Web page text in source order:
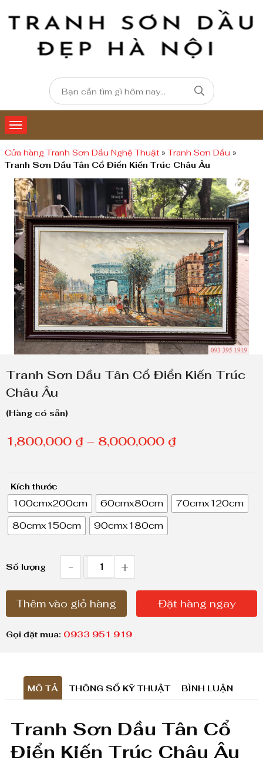
Cửa hàng Tranh Sơn Dầu Nghệ Thuật »Tranh Sơn Dầu »
Tranh Sơn Dầu Tân Cổ Điển Kiến Trúc Châu Âu
Tranh Sơn Dầu Tân Cổ Điển Kiến Trúc
Châu Âu
(Hàng có sẵn)
1,800,000 ₫ – 8,000,000 ₫K
ả
n
:
t
8
0
,
0
Kích thước
100cmx200cm 60cmx80cm
70cmx120cm
80cmx150cm
90cmx180cm
Số lượng -
T
a
n
ơ
D
ầ
+
Thêm vào giỏ hàng Đặt hàng ngay
Gọi đặt mua: 0933 951 919
MÔ TẢ THÔNG SỐ KỸ THUẬT BÌNH LUẬN
Tranh Sơn Dầu Tân Cổ
Điển Kiến Trúc Châu Âu